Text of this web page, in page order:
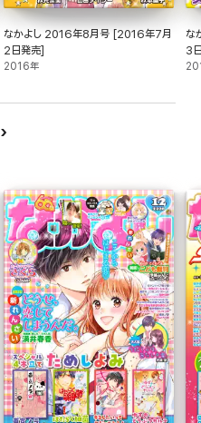
なかよし 2016年8月号 [2016年7月
2日発売]
2016年
な
3